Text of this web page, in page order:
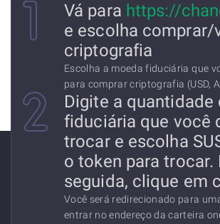
Vá para https://
e escolha comprar/
criptografia
Escolha a moeda fiduciária que
para comprar criptografia (USD,
Digite a quantidade
fiduciária que você
trocar e escolha
o token para trocar.
seguida, clique em
Você será redirecionado para
entrar no endereço da carteira